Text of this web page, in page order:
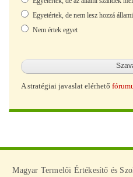
Egyetértek, de nem lesz hozzá
Nem értek egyet
A stratégiai javaslat elérhető
Magyar Termelői Értékesítő és